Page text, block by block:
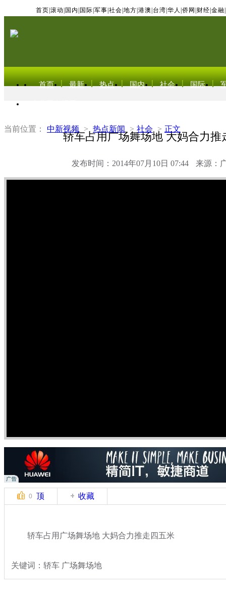
首页 滚动 国内 国际 军事 社会 地方 港澳 台湾 华人 侨网 财经 金融
首页 最新 热点 国内 社会 国际
当前位置： 中新视频 > 热点新闻 > 社会 > 正文
轿车占用广场舞场地 大妈合力推
发布时间：2014年07月10日 07:44 来源：
0 顶 收藏
轿车占用广场舞场地 大妈合力推走四五米
关键词：轿车 广场舞场地